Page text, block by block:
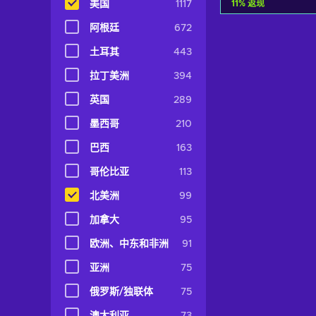
美国 1117
阿根廷 672
土耳其 443
拉丁美洲 394
英国 289
墨西哥 210
巴西 163
哥伦比亚 113
北美洲 99
加拿大 95
欧洲、中东和非洲 91
亚洲 75
俄罗斯/独联体 75
11% 返现